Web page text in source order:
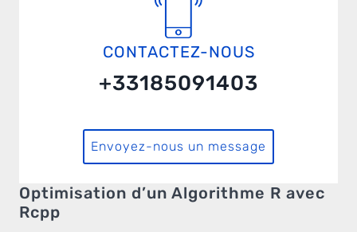
CONTACTEZ-NOUS
+33185091403
Envoyez-nous un message
Optimisation d’un Algorithme R avec
Rcpp